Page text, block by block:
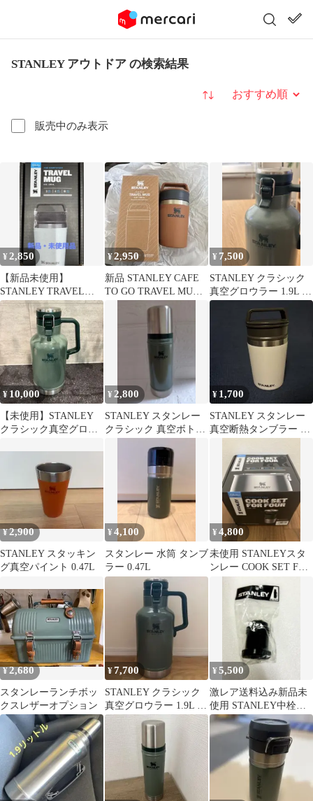
STANLEY アウトドア の検索結果
販売中のみ表示
並び替え
¥ 2,850
【新品未使用】
STANLEY TRAVEL
MUG
¥2,950
新品 STANLEY CAFE
TO GO TRAVEL MUG
¥ 7,500
STANLEY クラシック
真空グロウラー 1.9L グ
リーン
¥ 10,000
【未使用】STANLEY
クラシック真空グロウ
¥ 2,800
STANLEY スタンレー
クラシック 真空ボトル
¥ 1,700
STANLEY スタンレー
真空断熱タンブラー ホ
¥2,900
STANLEY スタッキン
グ真空パイント 0.47L
¥4,100
スタンレー 水筒 タンブ
ラー 0.47L
¥4,800
未使用 STANLEYスタ
ンレー COOK SET FOR
¥2,680
スタンレーランチボッ
クスレザーオプション
¥7,700
STANLEY クラシック
真空グロウラー 1.9L グ
リーン
¥5,500
激レア送料込み新品未
使用 STANLEY中栓パ
ッキン付き10-03006-
001